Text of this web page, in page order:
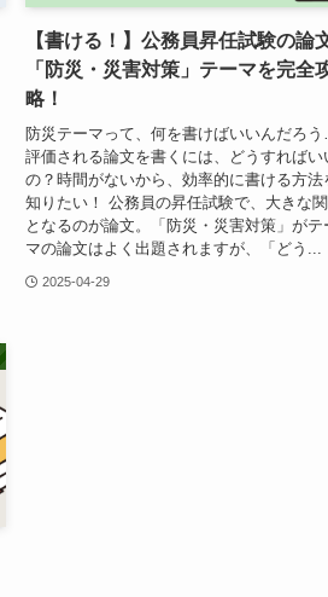
【書ける！】公務員昇任試験の論
「防災・災害対策」テーマを完全
略！
防災テーマって、何を書けばいいんだろ
評価される論文を書くには、どうすればい
の？時間がないから、効率的に書ける方法
知りたい！ 公務員の昇任試験で、大きな
となるのが論文。「防災・災害対策」がテ
マの論文はよく出題されますが、「どう...
2025-04-29